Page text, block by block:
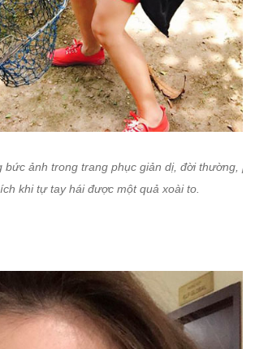
bức ảnh trong trang phục giản dị, đời thường,
khi tự tay hái được một quả xoài to.